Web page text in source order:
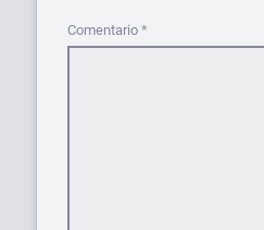
Comentario *